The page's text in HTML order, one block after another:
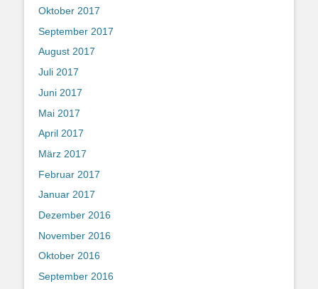
Oktober 2017
September 2017
August 2017
Juli 2017
Juni 2017
Mai 2017
April 2017
März 2017
Februar 2017
Januar 2017
Dezember 2016
November 2016
Oktober 2016
September 2016